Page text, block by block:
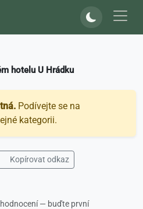
hotelu U Hrádku
Podívejte se na
kategorii.
Kopírovat odkaz
— buďte první